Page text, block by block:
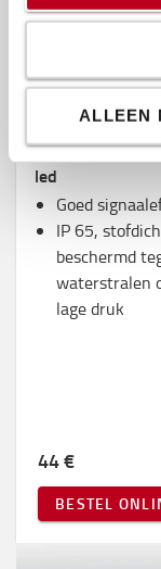
ALLEEN
Knipperlicht,
led
Goed
IP 65,
beschermd
waterstralen
lage druk
44 €
BESTEL